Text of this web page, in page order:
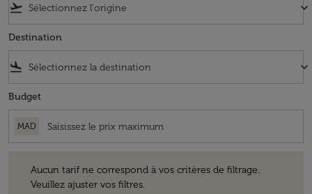
flight_takeoff keyboard_arrow_down
Destination
flight_land keyboard_arrow_down
Budget
MAD
Aucun tarif ne correspond à vos critères de filtrage.
Veuillez ajuster vos filtres.